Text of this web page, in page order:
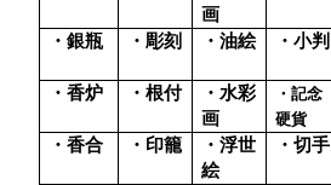
画
・銀瓶
・彫刻 ・油絵 ・小判
・香炉
・根付
・水彩
画
・記念
硬貨
・香合
・印籠
・浮世
絵
・切手